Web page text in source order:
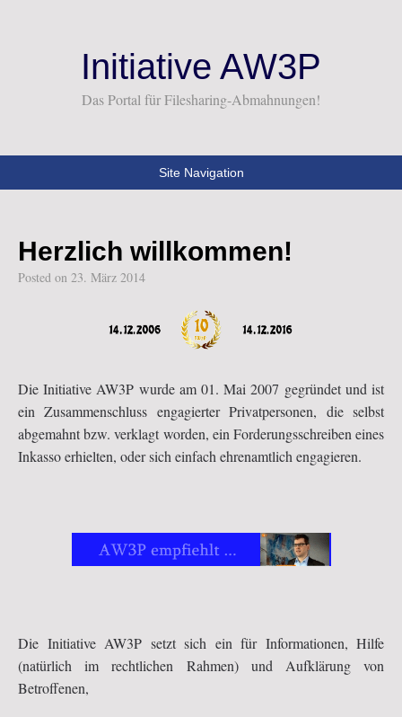
Initiative AW3P
Das Portal für Filesharing-Abmahnungen!
Site Navigation
Herzlich willkommen!
Posted on 23. März 2014
Die Initiative AW3P wurde am 01. Mai 2007 gegründet und ist
ein Zusammenschluss engagierter Privatpersonen, die selbst
abgemahnt bzw. verklagt worden, ein Forderungsschreiben eines
Inkasso erhielten, oder sich einfach ehrenamtlich engagieren.
Die Initiative AW3P setzt sich ein für Informationen, Hilfe
(natürlich im rechtlichen Rahmen) und Aufklärung von
Betroffenen,